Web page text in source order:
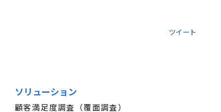
ツイート
ソリューション
顧客満足度調査（覆面調査）